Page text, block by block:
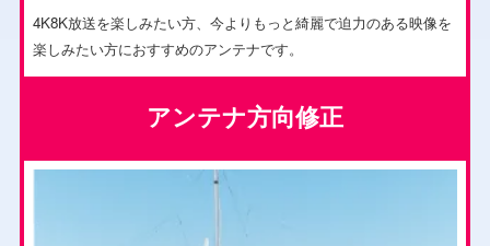
4K8K放送を楽しみたい方、今よりもっと綺麗で迫力のある映像を
楽しみたい方におすすめのアンテナです。
アンテナ方向修正